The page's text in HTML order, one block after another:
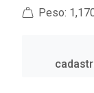
Peso: